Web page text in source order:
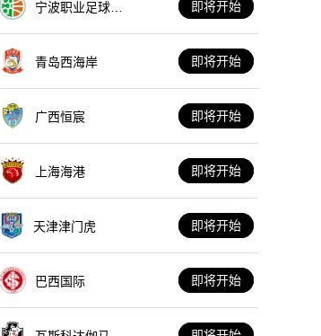
宁波职业足球俱
即将开始
青岛西海岸 即将开始
广西恒宸 即将开始
上海海港 即将开始
天津津门虎 即将开始
巴西国际 即将开始